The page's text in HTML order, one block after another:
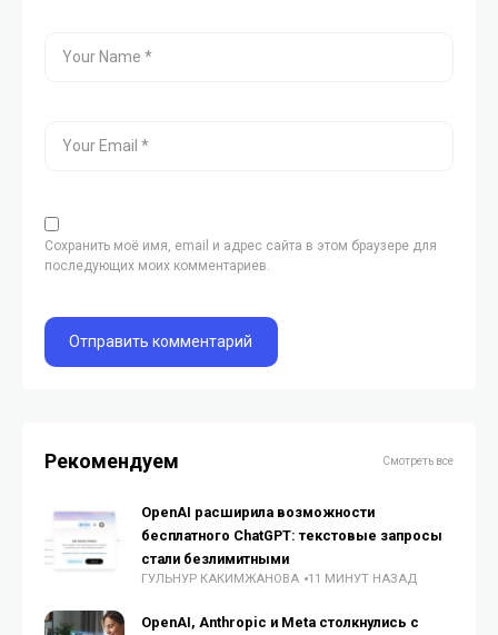
Сохранить моё имя, email и адрес сайта в этом браузере для
последующих моих комментариев.
Рекомендуем Смотреть все
OpenAI расширила возможности
бесплатного ChatGPT: текстовые запросы
стали безлимитными
ГУЛЬНУР КАКИМЖАНОВА 11 МИНУТ НАЗАД
OpenAI, Anthropic и Meta столкнулись с